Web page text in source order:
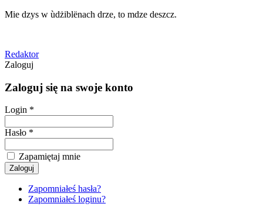
Mie dzys w ùdżiblënach drze, to mdze deszcz.
Redaktor
Zaloguj
Zaloguj się na swoje konto
Login *
Hasło *
Zapamiętaj mnie
Zapomniałeś hasła?
Zapomniałeś loginu?